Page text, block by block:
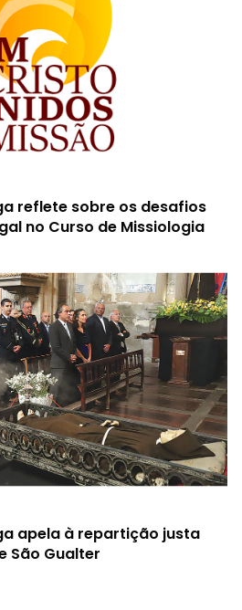
reflete sobre os desafios
no Curso de Missiologia
apela à repartição justa
São Gualter